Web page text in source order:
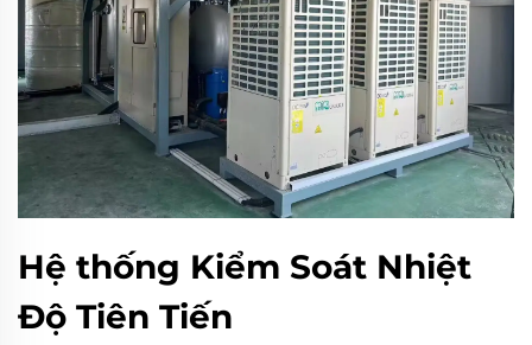
Hệ thống Kiểm Soát Nhiệt
Độ Tiên Tiến